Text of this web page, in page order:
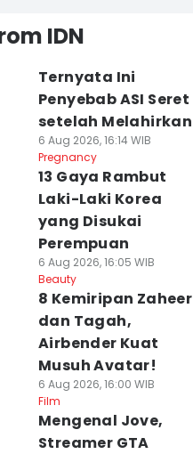
IDN
Ternyata Ini
Penyebab ASI Seret
setelah Melahirkan
6 Aug 2026, 16:14 WIB
Pregnancy
13 Gaya Rambut
Laki-Laki Korea
yang Disukai
Perempuan
6 Aug 2026, 16:05 WIB
Beauty
8 Kemiripan Zaheer
dan Tagah,
Airbender Kuat
Musuh Avatar!
6 Aug 2026, 16:00 WIB
Film
Mengenal Jove,
Streamer GTA